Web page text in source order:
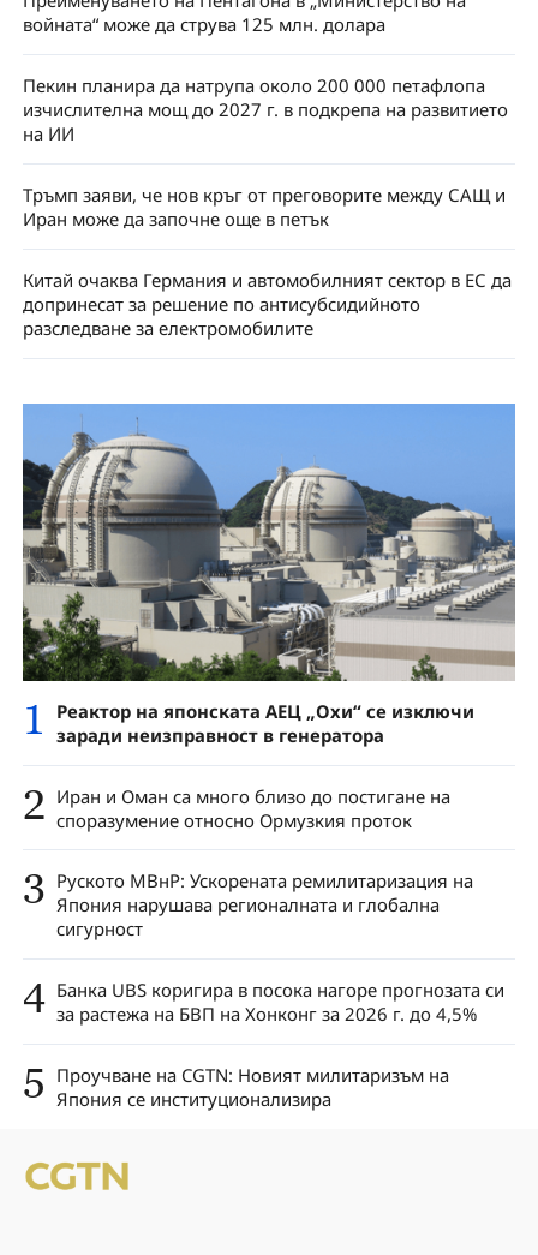
войната“ може да струва 125 млн. долара
Пекин планира да натрупа около 200 000 петафлопа
изчислителна мощ до 2027 г. в подкрепа на развитието
на ИИ
Тръмп заяви, че нов кръг от преговорите между САЩ и
Иран може да започне още в петък
Китай очаква Германия и автомобилният сектор в ЕС да
допринесат за решение по антисубсидийното
разследване за електромобилите
1
Реактор на японската АЕЦ „Охи“ се изключи
заради неизправност в генератора
2 Иран и Оман са много близо до постигане на
споразумение относно Ормузкия проток
3 Руското МВнР: Ускорената ремилитаризация на
Япония нарушава регионалната и глобална
сигурност
4 Банка UBS коригира в посока нагоре прогнозата си
за растежа на БВП на Хонконг за 2026 г. до 4,5%
5 Проучване на CGTN: Новият милитаризъм на
Япония се институционализира